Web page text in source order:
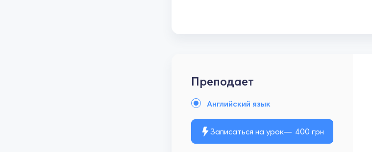
Преподает
Английский язык
Записаться на урок 400 грн